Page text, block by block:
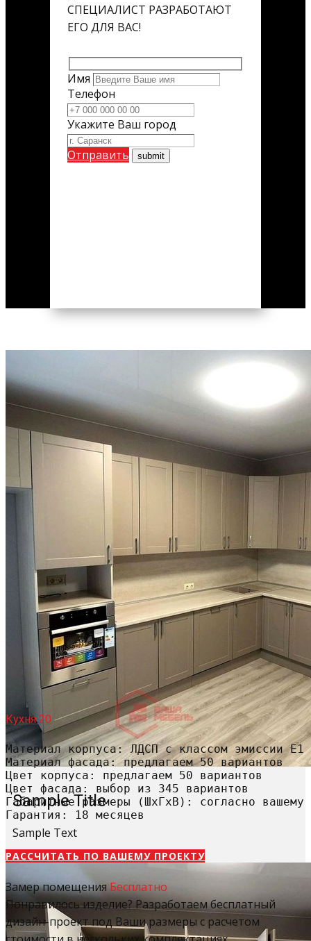
СПЕЦИАЛИСТ РАЗРАБОТАЮТ
ЕГО ДЛЯ ВАС!
Имя
Телефон
Укажите Ваш город
Отправить
Sample Title
Sample Text
Кухня 20
Материал корпуса: ЛДСП с классом эмиссии Е1
Материал фасада: предлагаем 50 вариантов
Цвет корпуса: предлагаем 50 вариантов
Цвет фасада: выбор из 345 вариантов
Габаритные размеры (ШхГхВ): согласно вашему
Гарантия: 18 месяцев
РАССЧИТАТЬ​ ПО ВАШЕМУ ПРОЕКТУ
Замер помещенияБесплатно
Понравилось изделие? Разработаем бесплатный
дизайн-проект под Ваши размеры с расчетом